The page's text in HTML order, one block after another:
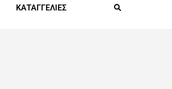
ΚΑΤΑΓΓΕΛΙΕΣ